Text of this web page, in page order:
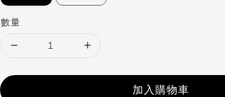
數量
加入購物車